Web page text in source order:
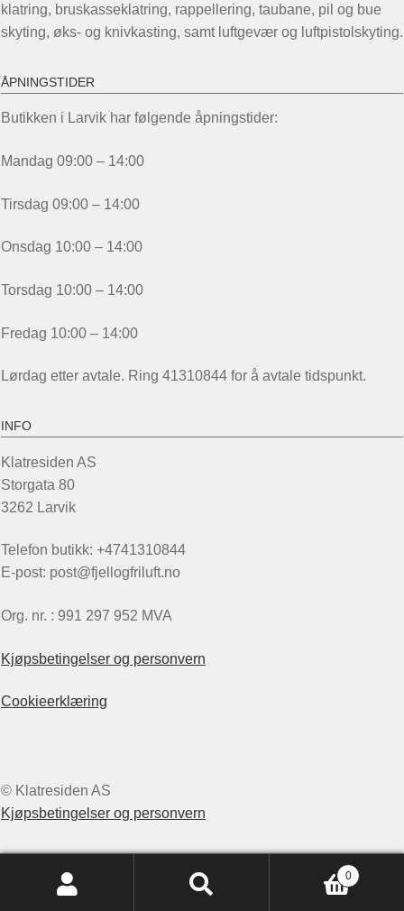
klatring, bruskasseklatring, rappellering, taubane, pil og bue
skyting, øks- og knivkasting, samt luftgevær og luftpistolskyting.
ÅPNINGSTIDER
Butikken i Larvik har følgende åpningstider:
Mandag 09:00 – 14:00
Tirsdag 09:00 – 14:00
Onsdag 10:00 – 14:00
Torsdag 10:00 – 14:00
Fredag 10:00 – 14:00
Lørdag etter avtale. Ring 41310844 for å avtale tidspunkt.
INFO
Klatresiden AS
Storgata 80
3262 Larvik
Telefon butikk: +4741310844
E-post: post@fjellogfriluft.no
Org. nr. : 991 297 952 MVA
Kjøpsbetingelser og personvern
Cookieerklæring
© Klatresiden AS
Kjøpsbetingelser og personvern
0